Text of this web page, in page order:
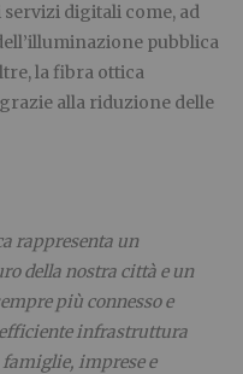
digitali come, ad
pubblica
la fibra ottica
alla riduzione delle
rappresenta un
della nostra città e un
più connesso e
infrastruttura
imprese e